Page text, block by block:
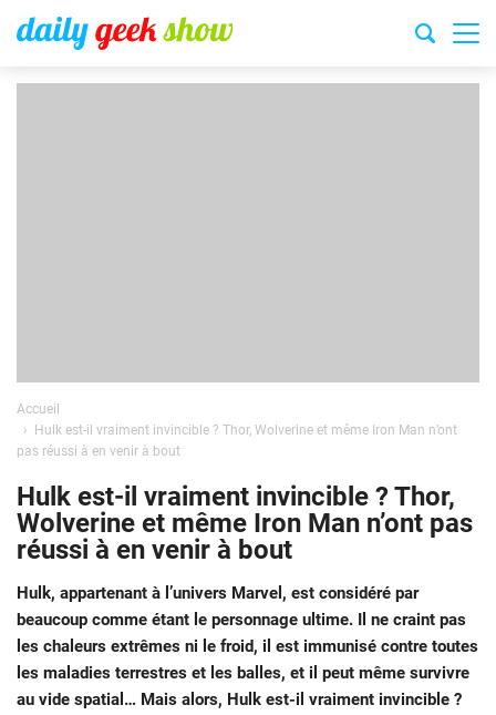
Accueil
Hulk est-il vraiment invincible ? Thor, Wolverine et même Iron Man n’ont
pas réussi à en venir à bout
Hulk est-il vraiment invincible ? Thor,
Wolverine et même Iron Man n’ont pas
réussi à en venir à bout
Hulk, appartenant à l’univers Marvel, est considéré par
beaucoup comme étant le personnage ultime. Il ne craint pas
les chaleurs extrêmes ni le froid, il est immunisé contre toutes
les maladies terrestres et les balles, et il peut même survivre
au vide spatial… Mais alors, Hulk est-il vraiment invincible ?